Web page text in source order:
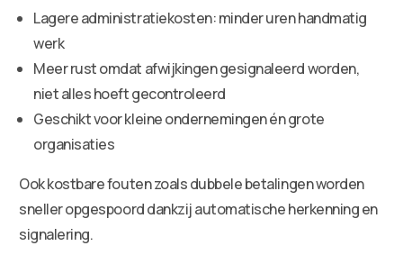
Lagere administratiekosten: minder uren handmatig
werk
Meer rust omdat afwijkingen gesignaleerd worden,
niet alles hoeft gecontroleerd
Geschikt voor kleine ondernemingen én grote
organisaties
Ook kostbare fouten zoals dubbele betalingen worden
sneller opgespoord dankzij automatische herkenning en
signalering.